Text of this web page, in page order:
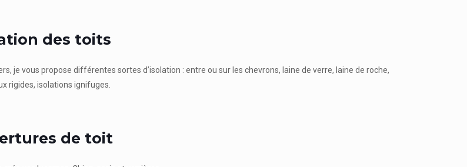
des toits
je vous propose différentes sortes d’isolation : entre ou sur les chevrons, laine de verre, laine de roche,
rigides, isolations ignifuges.
de toit